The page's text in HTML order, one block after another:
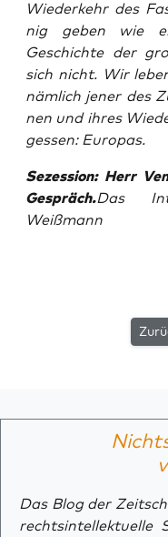
Wie­der­kehr des
nig geben wie
Geschich­te der
sich nicht. Wir
näm­lich jener des
nen und ihres
ges­sen: Europas.
Sezes­si­on: Herr
Gespräch.Das
Weißmann
Das Blog der